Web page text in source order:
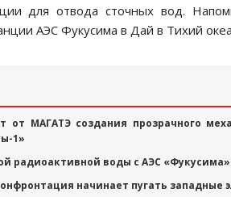
для отвода сточных вод.
АЭС Фукусима в Дай в Тихий
от МАГАТЭ создания прозрачного
1»
радиоактивной воды с АЭС
начинает пугать западные